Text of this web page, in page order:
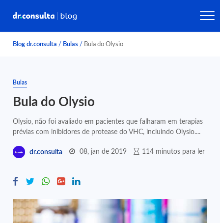
Blog dr.consulta / Bulas / Bula do Olysio
Bulas
Bula do Olysio
Olysio, não foi avaliado em pacientes que falharam em terapias
prévias com inibidores de protease do VHC, incluindo Olysio....
dr.consulta 08, jan de 2019 114 minutos para ler